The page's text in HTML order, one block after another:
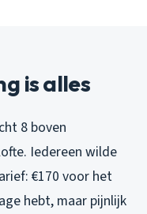
is alles
8 boven
Iedereen wilde
€170 voor het
hebt, maar pijnlijk